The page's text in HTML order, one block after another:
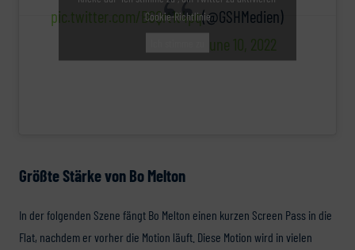
pic.twitter.com/BGQrt1t4pq(@GSHMedien)
June 10, 2022
Cookie-Richtlinie
Größte Stärke von Bo Melton
In der folgenden Szene fängt Bo Melton einen kurzen Screen Pass in die
Flat, nachdem er vorher die Motion läuft. Diese Motion wird in vielen